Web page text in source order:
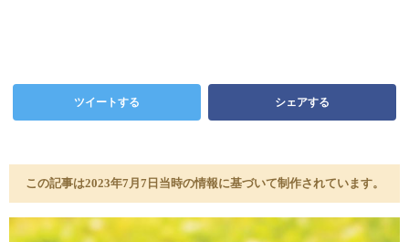
ツイートする シェアする
この記事は2023年7月7日当時の情報に基づいて制作されています。